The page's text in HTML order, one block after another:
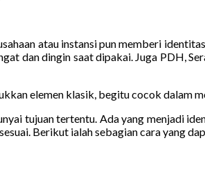
atau instansi pun memberi
dan dingin saat dipakai. Juga PDH,
elemen klasik, begitu cocok dalam
tujuan tertentu. Ada yang menjadi
Berikut ialah sebagian cara yang